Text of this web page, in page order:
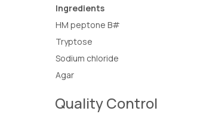
Ingredients
HM peptone B#
Tryptose
Sodium chloride
Agar
Quality Control